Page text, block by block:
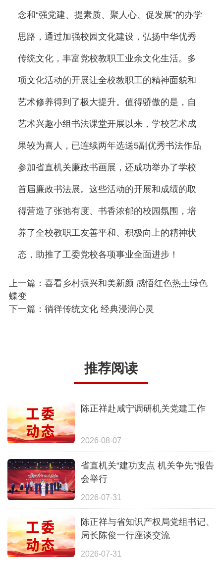
念和“强党建、提素质、聚人心、促发展”的办学
思路，通过加强校园文化建设，弘扬中华优秀
传统文化，丰富党校教职工业余文化生活。多
项文化活动的开展让全校教职工的精神面貌和
艺术修养得到了极大提升。值得骄傲的是，自
艺术兴趣小组书法课堂开展以来，学校艺术成
果较为喜人，已连续两年选送5副优秀书法作品
参加省直机关廉政书画展，还成功举办了学校
首届廉政书法展。这些活动的开展和成绩的取
得营造了张弛有度、书香浓郁的校园氛围，培
养了全校教职工友善平和、积极向上的精神状
态，助推了工委党校各项事业全面进步！
上一篇：喜看乡村振兴和美新颜 感悟红色热土绿色
蝶变
下一篇：徜徉传统文化 经典浸润心灵
推荐阅读
陈正祥赴咸宁调研机关党建工作
2026-08-07
省直机关“建功支点 机关争先”报告
会举行
2026-07-31
陈正祥与省知识产权局党组书记、
局长陈俊一行座谈交流
2026-07-31